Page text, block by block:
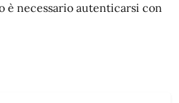
è necessario autenticarsi con